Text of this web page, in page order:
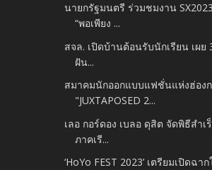
นายกรัฐมนตรี ร่วมชมงาน
“พอเพียง ...
สจล. เปิดบ้านต้อนรับนักเรียน เผย
ฝัน...
สมาคมนักออกแบบแฟชั่นแห่งฮ่อง
"JUXTAPOSED 2...
เลอ กอร์ดอง เบลอ ดุสิต จัดพิธีสำเ
ภาคเรี...
‘HoYo FEST 2023’ เตรียมเปิดฉา